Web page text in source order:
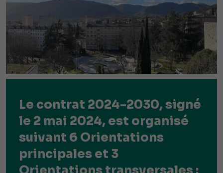
Le contrat 2024-2030, signé
le 2 mai 2024, est organisé
suivant 6 Orientations
principales et 3